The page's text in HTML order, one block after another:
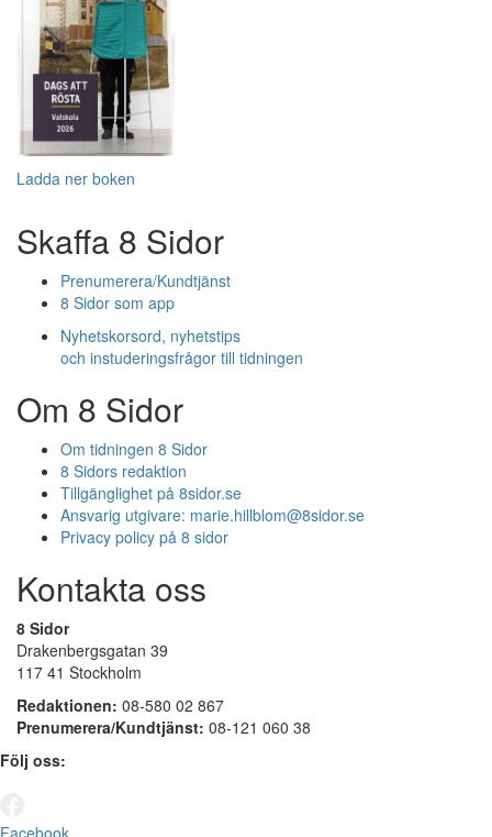
Ladda ner boken
Skaffa 8 Sidor
Prenumerera/Kundtjänst
8 Sidor som app
Nyhetskorsord, nyhetstips
och instuderingsfrågor till tidningen
Om 8 Sidor
Om tidningen 8 Sidor
8 Sidors redaktion
Tillgänglighet på 8sidor.se
Ansvarig utgivare: marie.hillblom@8sidor.se
Privacy policy på 8 sidor
Kontakta oss
8 Sidor
Drakenbergsgatan 39
117 41 Stockholm
Redaktionen: 08-580 02 867
Prenumerera/Kundtjänst: 08-121 060 38
Följ oss: